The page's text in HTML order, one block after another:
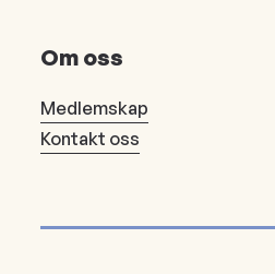
Om oss
Medlemskap
Kontakt oss